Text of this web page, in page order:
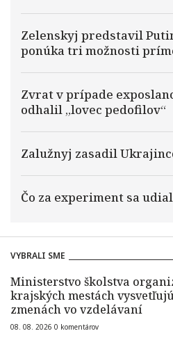
Zelenskyj predstavil
ponúka tri možnosti
Zvrat v prípade
odhalil „lovec pedofilov“
Zalužnyj zasadil
Čo za experiment sa
VYBRALI SME
Ministerstvo školstva
krajských mestách
zmenách vo vzdelávaní
08. 08. 2026 0 komentárov